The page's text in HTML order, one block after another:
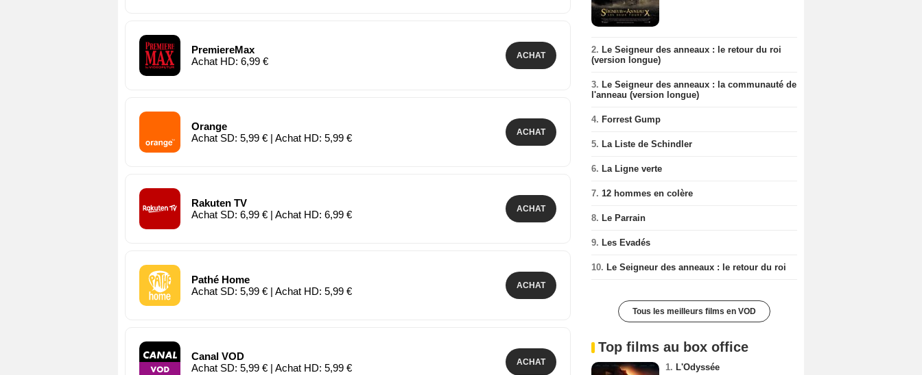
PremiereMax
Achat HD: 6,99 €
ACHAT
Orange
Achat SD: 5,99 € | Achat HD: 5,99 €
ACHAT
Rakuten TV
Achat SD: 6,99 € | Achat HD: 6,99 €
ACHAT
Pathé Home
Achat SD: 5,99 € | Achat HD: 5,99 €
ACHAT
Canal VOD
Achat SD: 5,99 € | Achat HD: 5,99 €
ACHAT
2. Le Seigneur des anneaux : le retour du roi
(version longue)
3. Le Seigneur des anneaux : la communauté de
l'anneau (version longue)
4. Forrest Gump
5. La Liste de Schindler
6. La Ligne verte
7. 12 hommes en colère
8. Le Parrain
9. Les Evadés
10. Le Seigneur des anneaux : le retour du roi
Tous les meilleurs films en VOD
Top films au box office
1. L'Odyssée